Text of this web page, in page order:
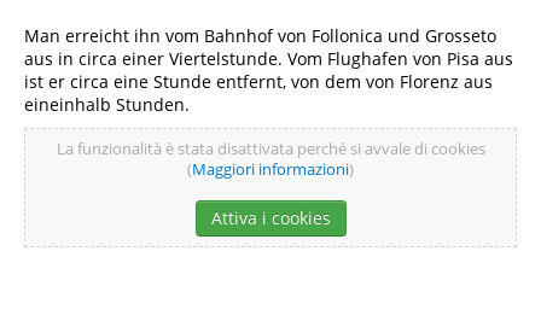
Man erreicht ihn vom Bahnhof von Follonica und Grosseto
aus in circa einer Viertelstunde. Vom Flughafen von Pisa aus
ist er circa eine Stunde entfernt, von dem von Florenz aus
eineinhalb Stunden.
La funzionalità è stata disattivata perché si avvale di cookies
(Maggiori informazioni)
Attiva i cookies